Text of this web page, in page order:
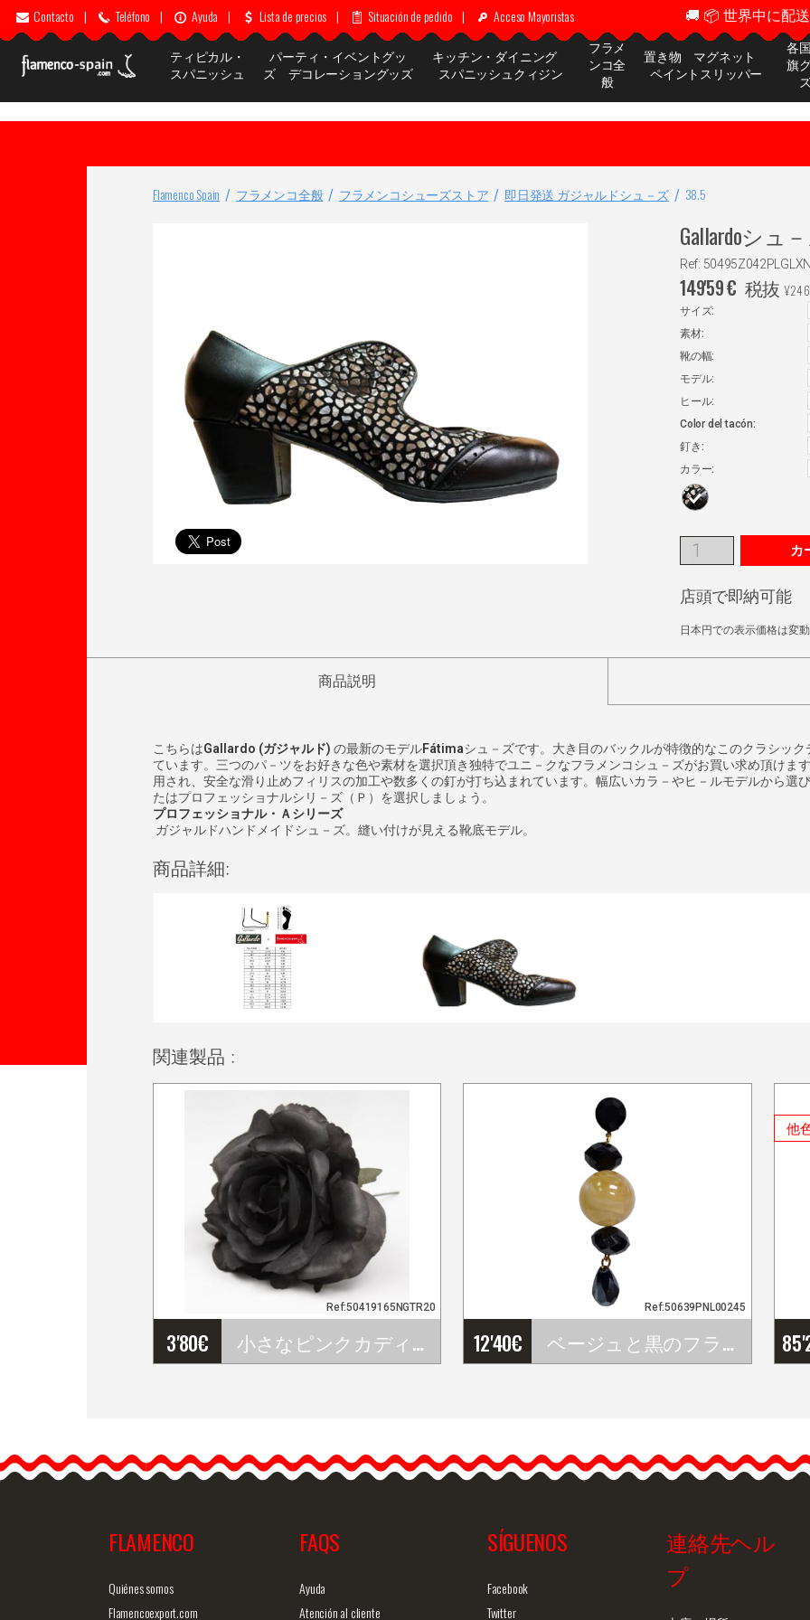
Contacto | Teléfono | Ayuda | Lista de precios | Situación de pedido | Acceso Mayoristas 🚚 📦 世界中に配
ティピカル・
スパニッシュ
パーティ・イベントグッ
ズ デコレーショングッズ
キッチン・ダイニング
スパニッシュクィジン
フラメ
ンコ全
般
置き物 マグネット
ペイントスリッパー
各
旗
Flamenco Spain フラメンコ全般 フラメンコシューズストア 即日発送 ガジャルドシュ－ズ 38.5
Gallardoシュ－
Ref:
149'59€ 税抜 ¥
サイズ:
素材:
靴の幅:
モデル:
ヒール:
Color del tacón:
釘き:
カラー:
カ
店頭で即納可能
日本円での表示価格は変
商品説明
こちらはGallardo (ガジャルド) の最新のモデルFátimaシュ－ズです。大き目のバックルが特徴的なこのクラシッ
ています。三つのパ－ツをお好きな色や素材を選択頂き独特でユニ－クなフラメンコシュ－ズがお買い求め頂けま
用され、安全な滑り止めフィリスの加工や数多くの釘が打ち込まれています。幅広いカラ－やヒ－ルモデルから選
たはプロフェッショナルシリ－ズ（Ｐ）を選択しましょう。
プロフェッショナル・Ａシリーズ
ガジャルドハンドメイドシュ－ズ。縫い付けが見える靴底モデル。
商品詳細:
関連製品 :
3'80€ 小さなピンクカディス。10cm。黒。TR20
Ref:50419165NGTR20
12'40€ ベージュと黒のフラメンコイヤリング 手作りの女性用ジュエリー
Ref:50639PNL00245
クイックビュー
他
FLAMENCO
Quiénes somos
Flamencoexport.com
FAQS
Ayuda
Atención al cliente
SÍGUENOS
Facebook
Twitter
連絡先ヘル
プ